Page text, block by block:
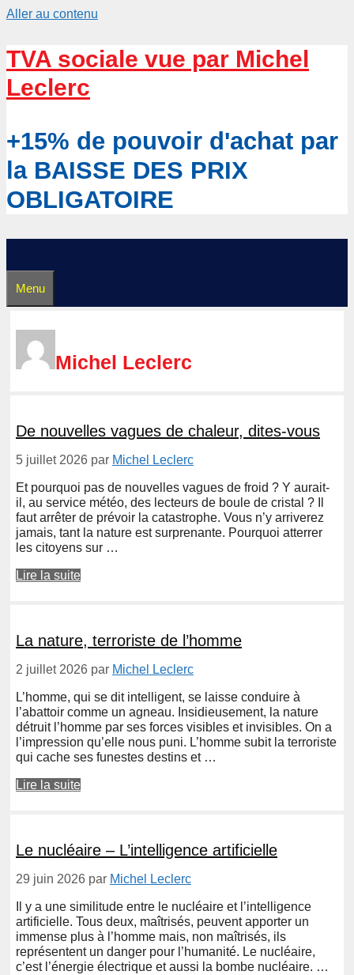
Aller au contenu
TVA sociale vue par Michel
Leclerc
+15% de pouvoir d'achat par
la BAISSE DES PRIX
OBLIGATOIRE
Menu
Michel Leclerc
De nouvelles vagues de chaleur, dites-vous
5 juillet 2026 par Michel Leclerc
Et pourquoi pas de nouvelles vagues de froid ? Y aurait-
il, au service météo, des lecteurs de boule de cristal ? Il
faut arrêter de prévoir la catastrophe. Vous n’y arriverez
jamais, tant la nature est surprenante. Pourquoi atterrer
les citoyens sur …
Lire la suite
La nature, terroriste de l’homme
2 juillet 2026 par Michel Leclerc
L’homme, qui se dit intelligent, se laisse conduire à
l’abattoir comme un agneau. Insidieusement, la nature
détruit l’homme par ses forces visibles et invisibles. On a
l’impression qu’elle nous puni. L’homme subit la terroriste
qui cache ses funestes destins et …
Lire la suite
Le nucléaire – L’intelligence artificielle
29 juin 2026 par Michel Leclerc
Il y a une similitude entre le nucléaire et l’intelligence
artificielle. Tous deux, maîtrisés, peuvent apporter un
immense plus à l’homme mais, non maîtrisés, ils
représentent un danger pour l’humanité. Le nucléaire,
c’est l’énergie électrique et aussi la bombe nucléaire. …